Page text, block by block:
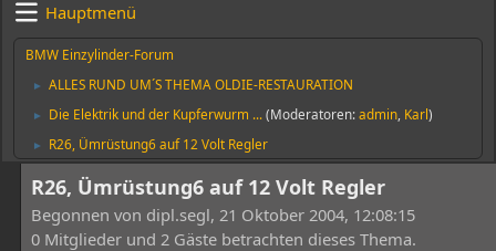
Hauptmenü
BMW Einzylinder-Forum
► ALLES RUND UM´S THEMA OLDIE-RESTAURATION
► Die Elektrik und der Kupferwurm ...(Moderatoren:admin Karl)
► R26, Ümrüstung6 auf 12 Volt Regler
R26, Ümrüstung6 auf 12 Volt Regler
Begonnen von dipl.segl, 21 Oktober 2004, 12:08:15
0 Mitglieder und 2 Gäste betrachten dieses Thema.